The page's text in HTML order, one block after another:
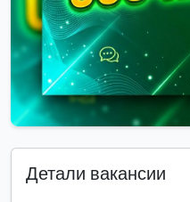
Детали вакансии